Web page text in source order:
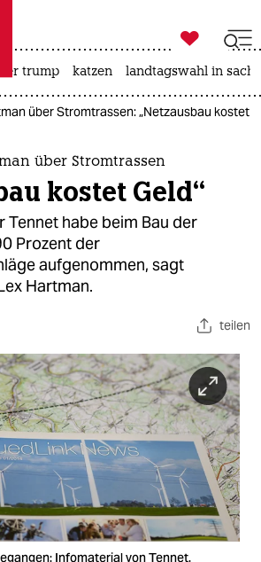
taz zahl ich
taz zahl ich

taz zahl ich
trump katzen landtagswahl in
über Stromtrassen: „Netzausbau kostet
über Stromtrassen
kostet Geld“
Tennet habe beim Bau der
Prozent der
aufgenommen, sagt
Hartman.
teilen
Infomaterial von Tennet.